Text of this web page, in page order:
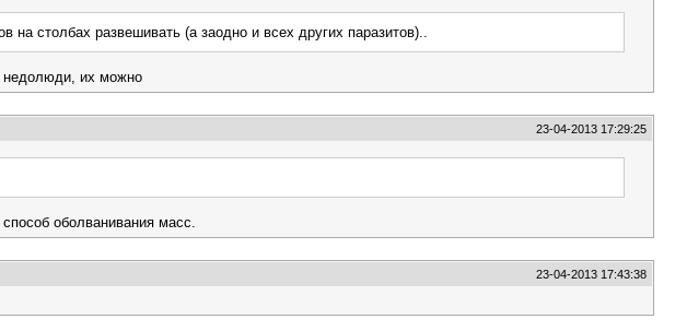
столбах развешивать (а заодно и всех других паразитов)..
недолюди, их можно
23-04-2013 17:29:25
оболванивания масс.
23-04-2013 17:43:38